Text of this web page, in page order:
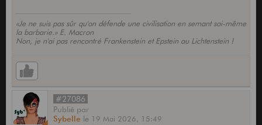
«Je ne suis pas sûr qu'on défende une civilisation en semant soi-même
la barbarie.» E. Macron
Non, je n'ai pas rencontré Frankenstein et Epstein au Lichtenstein !
#27086
Publié par
Sybelle le 19 Mai 2026, 15:49